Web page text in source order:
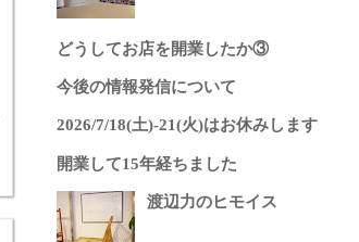
どうしてお店を開業したか③
今後の情報発信について
2026/7/18(土)-21(火)はお休みします
開業して15年経ちました
渡辺力のヒモイス